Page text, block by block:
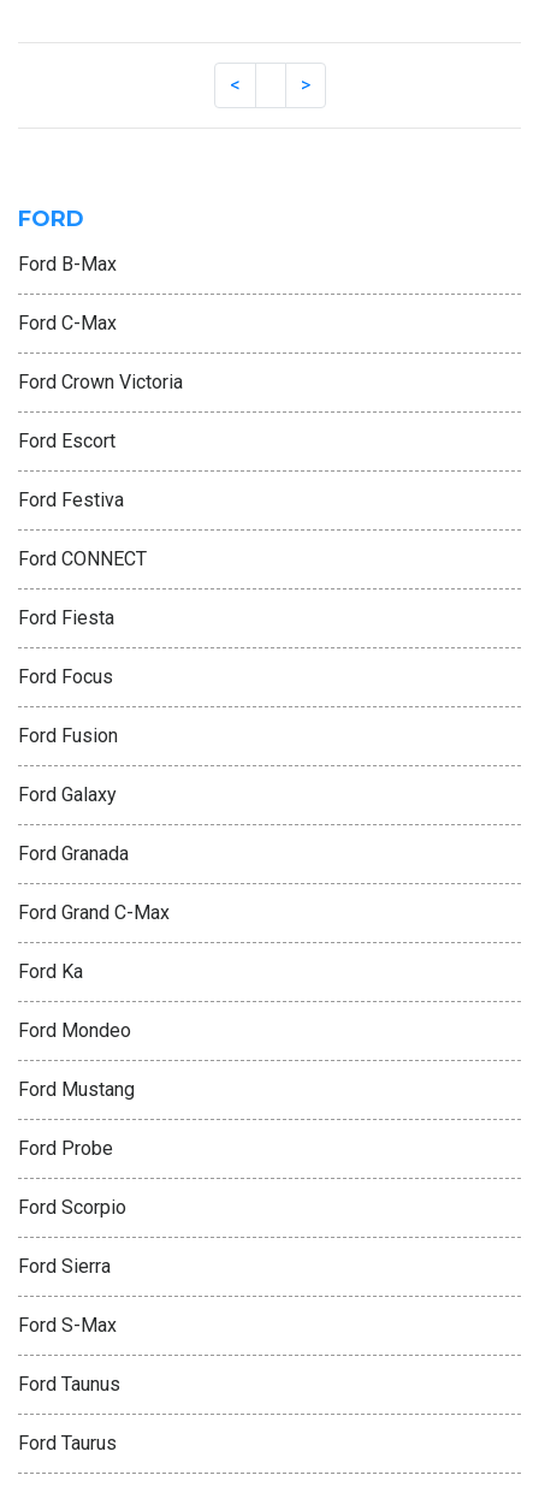
FORD
Ford B-Max
Ford C-Max
Ford Crown Victoria
Ford Escort
Ford Festiva
Ford CONNECT
Ford Fiesta
Ford Focus
Ford Fusion
Ford Galaxy
Ford Granada
Ford Grand C-Max
Ford Ka
Ford Mondeo
Ford Mustang
Ford Probe
Ford Scorpio
Ford Sierra
Ford S-Max
Ford Taunus
Ford Taurus